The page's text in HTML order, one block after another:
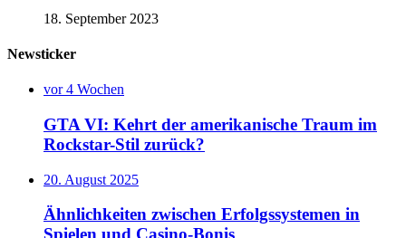
18. September 2023
Newsticker
vor 4 Wochen
GTA VI: Kehrt der amerikanische Traum im
Rockstar-Stil zurück?
20. August 2025
Ähnlichkeiten zwischen Erfolgssystemen in